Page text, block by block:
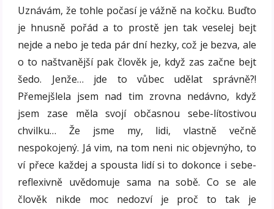
Uznávám, že tohle počasí je vážně na kočku. Buďto
je hnusně pořád a to prostě jen tak veselej bejt
nejde a nebo je teda pár dní hezky, což je bezva, ale
o to naštvanější pak člověk je, když zas začne bejt
šedo. Jenže… jde to vůbec udělat správně?!
Přemejšlela jsem nad tim zrovna nedávno, když
jsem zase měla svojí občasnou sebe-lítostivou
chvilku… Že jsme my, lidi, vlastně večně
nespokojený. Já vim, na tom neni nic objevnýho, to
ví přece každej a spousta lidí si to dokonce i sebe-
reflexivně uvědomuje sama na sobě. Co se ale
člověk nikde moc nedozví je proč to tak je